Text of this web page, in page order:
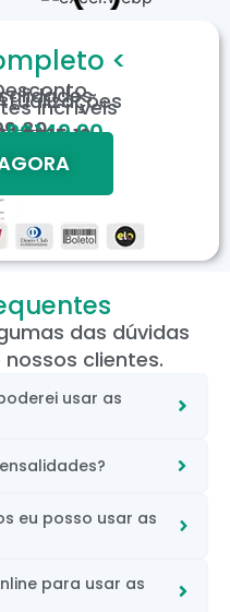
<
Incríveis
R$15,19
limitado.
das dúvidas
clientes.
usar as
eu posso usar as
para usar as